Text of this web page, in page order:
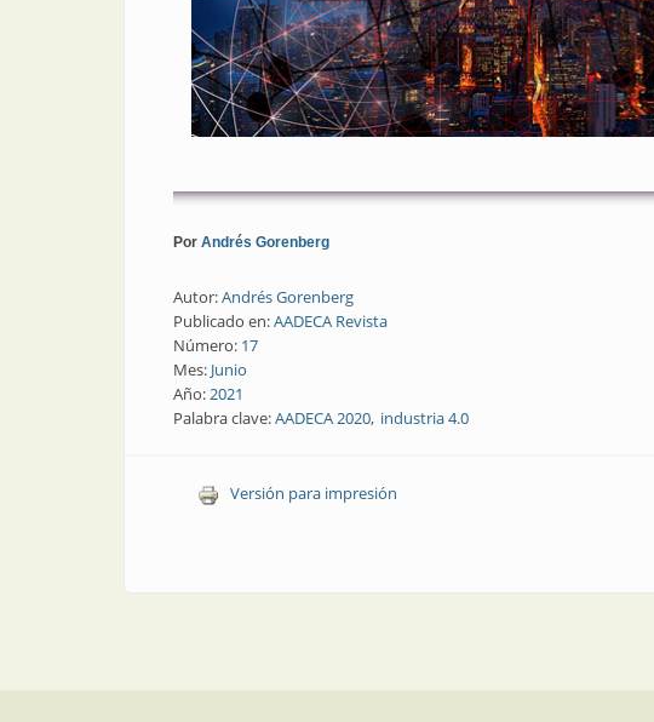
Por Andrés Gorenberg
Autor:Andrés Gorenberg
Publicado en:AADECA Revista
Número: 17
Mes: Junio
Año:2021
Palabra clave:AADECA 2020 industria 4.0
Versión para impresión